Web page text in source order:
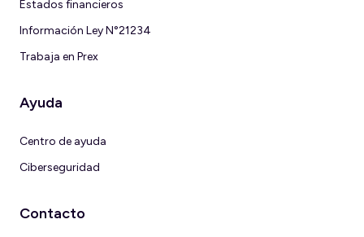
Estados financieros
Información Ley N°21234
Trabaja en Prex
Ayuda
Centro de ayuda
Ciberseguridad
Contacto